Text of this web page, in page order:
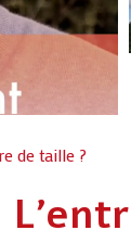
de taille ?